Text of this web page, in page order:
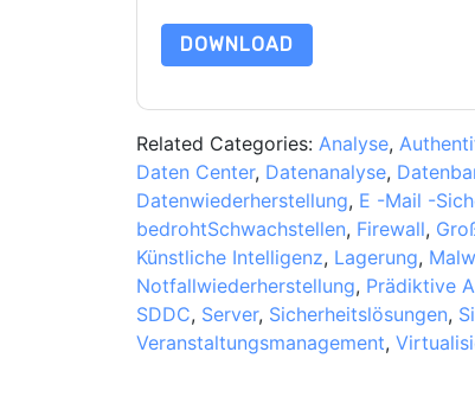
DOWNLOAD
Related Categories: Analyse,
Daten Center, Datenanalyse,
Datenwiederherstellung, E -Mail -
bedrohtSchwachstellen, Firewall,
Künstliche Intelligenz, Lagerung,
Notfallwiederherstellung, Prädiktive
SDDC, Server, Sicherheitslösungen,
Veranstaltungsmanagement,